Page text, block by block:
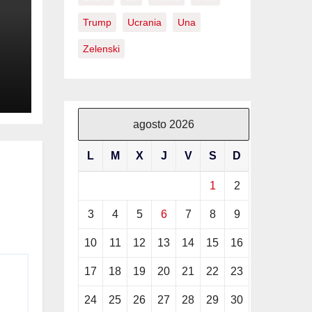
Trump Ucrania Una
Zelenski
agosto 2026
L M X J V S D
1 2
3 4 5 6 7 8 9
10 11 12 13 14 15 16
17 18 19 20 21 22 23
24 25 26 27 28 29 30